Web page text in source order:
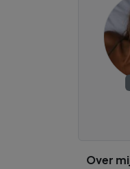
Over